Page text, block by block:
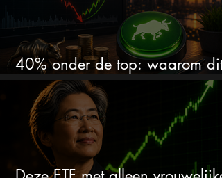
40% onder de top: waarom dit
aandeel weer interessant wordt